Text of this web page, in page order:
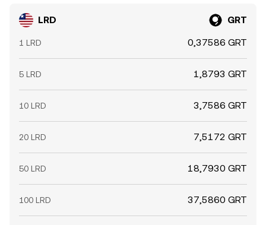
LRD GRT
1 LRD 0,37586 GRT
5 LRD 1,8793 GRT
10 LRD 3,7586 GRT
20 LRD 7,5172 GRT
50 LRD 18,7930 GRT
100 LRD 37,5860 GRT